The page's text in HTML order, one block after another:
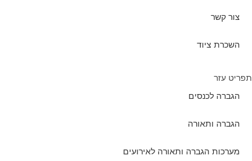
צור קשר
השכרת ציוד
תפריט עזר
הגברה לכנסים
הגברה ותאורה
מערכות הגברה ותאורה לאירועים